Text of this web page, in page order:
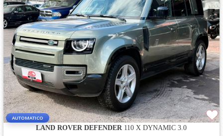
AUTOMATICO
LAND ROVER DEFENDER110 X DYNAMIC 3.0